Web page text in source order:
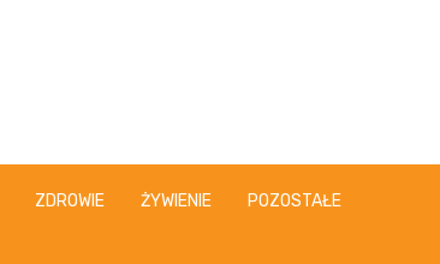
ZDROWIE ŻYWIENIE POZOSTAŁE